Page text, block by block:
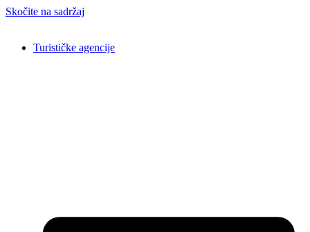
Skočite na sadržaj
Turističke agencije